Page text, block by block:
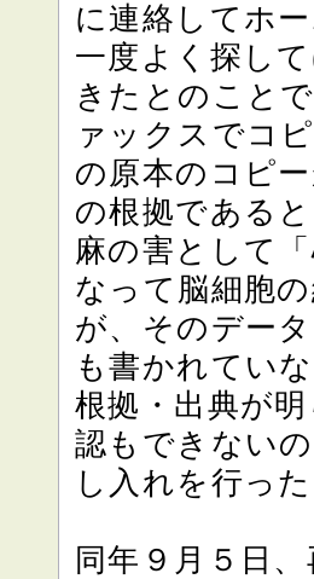
に連絡してホ
一度よく探し
きたとのこと
ァックスでコ
の原本のコピ
の根拠である
麻の害として
なって脳細胞
が、そのデー
も書かれてい
根拠・出典が
認もできない
し入れを行っ
同年９月５日